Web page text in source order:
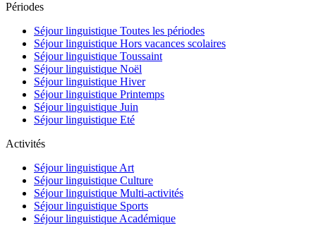
Périodes
Séjour linguistique Toutes les périodes
Séjour linguistique Hors vacances scolaires
Séjour linguistique Toussaint
Séjour linguistique Noël
Séjour linguistique Hiver
Séjour linguistique Printemps
Séjour linguistique Juin
Séjour linguistique Eté
Activités
Séjour linguistique Art
Séjour linguistique Culture
Séjour linguistique Multi-activités
Séjour linguistique Sports
Séjour linguistique Académique